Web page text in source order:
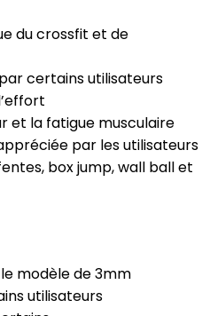
du crossfit et de
certains utilisateurs
et la fatigue musculaire
par les utilisateurs
box jump, wall ball et
modèle de 3mm
utilisateurs